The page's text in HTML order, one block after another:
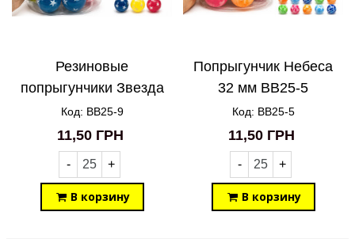
Резиновые
попрыгунчики Звезда
32 мм BB25-9
Код: BB25-9
11,50 ГРН
- +
В корзину
Попрыгунчик Небеса
32 мм BB25-5
Код: BB25-5
11,50 ГРН
- +
В корзину